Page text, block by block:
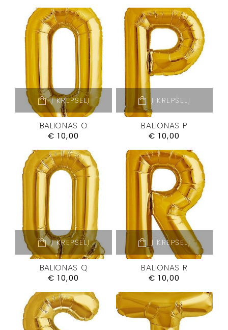
Į KREPŠELĮ
BALIONAS O
€ 10,00
Į KREPŠELĮ
BALIONAS P
€ 10,00
Į KREPŠELĮ
BALIONAS Q
€ 10,00
Į KREPŠELĮ
BALIONAS R
€ 10,00